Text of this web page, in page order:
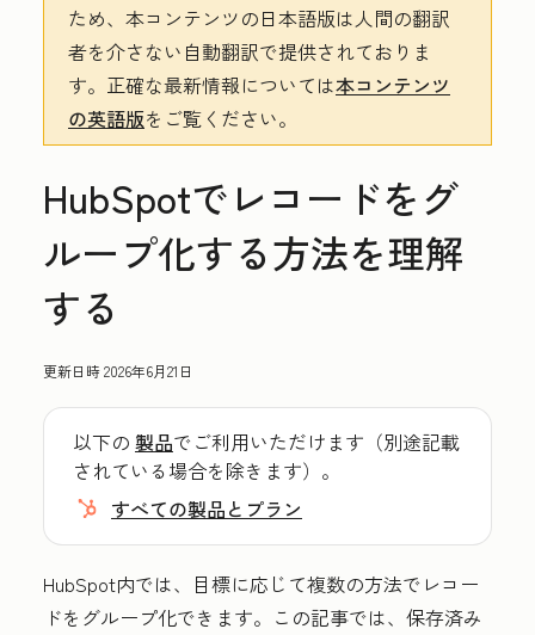
ため、本コンテンツの日本語版は人間の翻訳
者を介さない自動翻訳で提供されておりま
す。 正確な最新情報については本コンテンツ
の英語版をご覧ください。
HubSpotでレコードをグ
ループ化する方法を理解
する
更新日時2026年6月21日
以下の 製品でご利用いただけます（別途記載
されている場合を除きます）。
すべての製品とプラン
HubSpot内では、目標に応じて複数の方法でレコー
ドをグループ化できます。この記事では、保存済み